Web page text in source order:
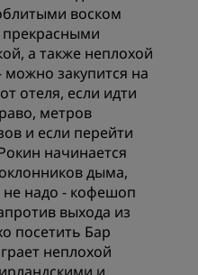
воском
а также неплохой
закупится на
отеля, если идти
метров
и если перейти
начинается
дыма,
надо - кофешоп
выхода из
посетить Бар
неплохой